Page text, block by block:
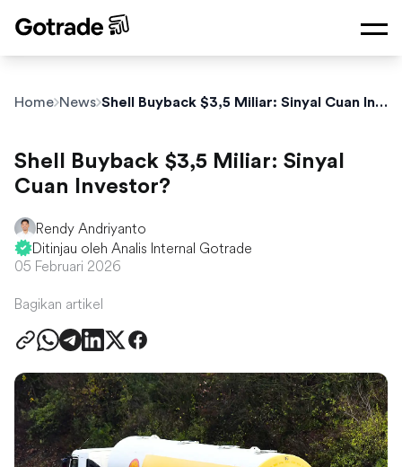
Home News Shell Buyback $3,5 Miliar: Sinyal Cuan Investor?
Shell Buyback $3,5 Miliar: Sinyal
Cuan Investor?
Rendy Andriyanto
Ditinjau oleh Analis Internal Gotrade
05 Februari 2026
Bagikan artikel